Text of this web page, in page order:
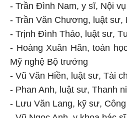
- Trần Ðình Nam, y sĩ, Nội
- Trần Văn Chương, luật sư,
- Trịnh Ðình Thảo, luật sư,
- Hoàng Xuân Hãn, toán
Mỹ nghệ Bộ trưởng
- Vũ Văn Hiền, luật sư, Tài
- Phan Anh, luật sư, Thanh
- Lưu Văn Lang, kỹ sư,